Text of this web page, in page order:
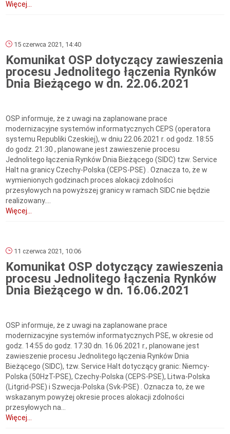
Więcej...
15 czerwca 2021, 14:40
Komunikat OSP dotyczący zawieszenia
procesu Jednolitego łączenia Rynków
Dnia Bieżącego w dn. 22.06.2021
OSP informuje, że z uwagi na zaplanowane prace
modernizacyjne systemów informatycznych CEPS (operatora
systemu Republiki Czeskiej), w dniu 22.06.2021 r. od godz. 18:55
do godz. 21:30 , planowane jest zawieszenie procesu
Jednolitego łączenia Rynków Dnia Bieżącego (SIDC) tzw. Service
Halt na granicy Czechy-Polska (CEPS-PSE) . Oznacza to, że w
wymienionych godzinach proces alokacji zdolności
przesyłowych na powyższej granicy w ramach SIDC nie będzie
realizowany....
Więcej...
11 czerwca 2021, 10:06
Komunikat OSP dotyczący zawieszenia
procesu Jednolitego łączenia Rynków
Dnia Bieżącego w dn. 16.06.2021
OSP informuje, że z uwagi na zaplanowane prace
modernizacyjne systemów informatycznych PSE, w okresie od
godz. 14:55 do godz. 17:30 dn. 16.06.2021 r., planowane jest
zawieszenie procesu Jednolitego łączenia Rynków Dnia
Bieżącego (SIDC), tzw. Service Halt dotyczący granic: Niemcy-
Polska (50HzT-PSE), Czechy-Polska (CEPS-PSE), Litwa-Polska
(Litgrid-PSE) i Szwecja-Polska (Svk-PSE) . Oznacza to, że we
wskazanym powyżej okresie proces alokacji zdolności
przesyłowych na...
Więcej...